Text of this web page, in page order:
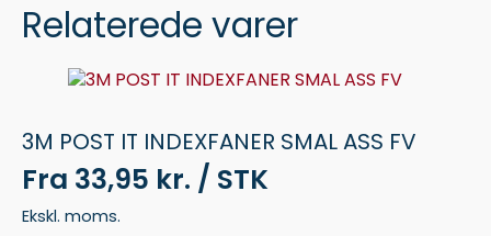
Relaterede varer
3M POST IT INDEXFANER SMAL ASS FV
Fra 33,95 kr. / STK
Ekskl. moms.